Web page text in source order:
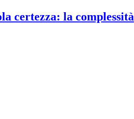
certezza: la complessità